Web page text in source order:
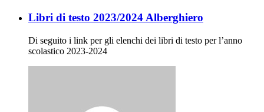
Libri di testo 2023/2024 Alberghiero
Di seguito i link per gli elenchi dei libri di testo per l’anno
scolastico 2023-2024